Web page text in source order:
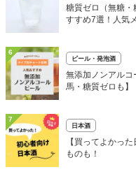
糖質ゼロ（無糖・
すすめ7選！人気
6
ビール・発泡酒
無添加ノンアル
馬・糖質ゼロも】
7
日本酒
【買ってよかっ
ものも！